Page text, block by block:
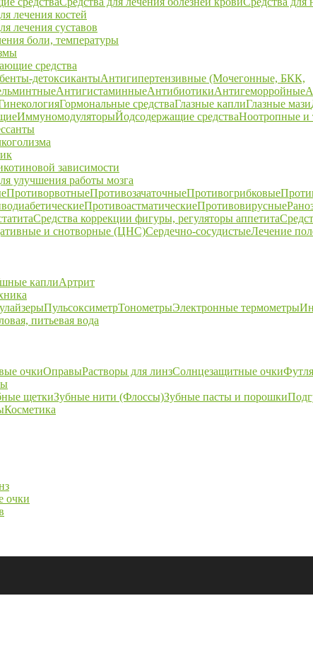
лечения костей
лечения суставов
боли, температуры
средства
детоксикантыАнтигипертензивные (Мочегонные, БКК,
АнтигистаминныеАнтибиотикиАнтигеморройные
Гормональные средстваГлазные каплиГлазные мази
ИммуномодуляторыЙодсодержащие средстваНоотропные и
зависимости
улучшения работы мозга
ПротиворвотныеПротивозачаточныеПротивогрибковые
ПротивоастматическиеПротивовирусные
Средства коррекции фигуры, регуляторы аппетита
и снотворные (ЦНС)Сердечно-сосудистыеЛечение
каплиАртрит
ПульсоксиметрТонометрыЭлектронные термометры
питьевая вода
очкиОправыРастворы для линзСолнцезащитные очки
щеткиЗубные нити (Флоссы)Зубные пасты и порошки
Косметика
очки